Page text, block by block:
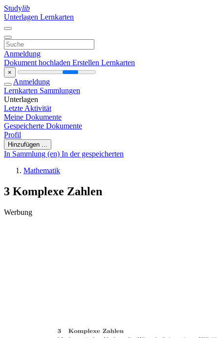
Studylib
Unterlagen Lernkarten
Anmeldung
Dokument hochladen Erstellen Lernkarten
×
Anmeldung
Lernkarten Sammlungen
Unterlagen
Letzte Aktivität
Meine Dokumente
Gespeicherte Dokumente
Profil
Hinzufügen ...
In Sammlung (en) In der gespeicherten
Mathematik
3 Komplexe Zahlen
Werbung